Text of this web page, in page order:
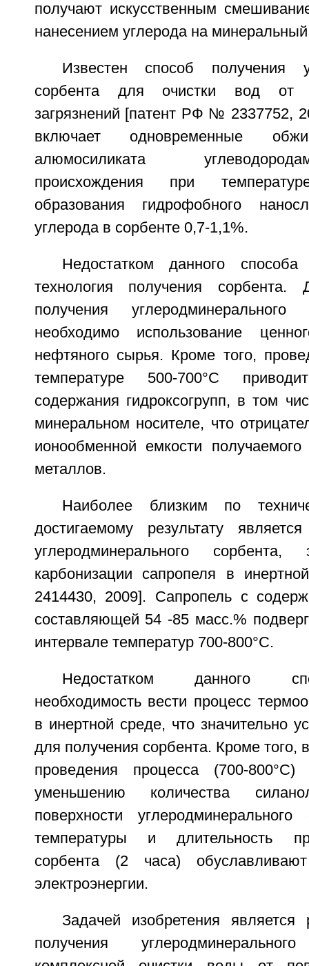
получают искусственным
нанесением углерода на минеральный
Известен способ получения
сорбента для очистки вод от
загрязнений [патент РФ № 2337752,
включает одновременные
алюмосиликата
происхождения при
образования гидрофобного
углерода в сорбенте 0,7-1,1%.
Недостатком данного
технология получения сорбента.
получения
необходимо использование
нефтяного сырья. Кроме того,
температуре 500-700°C
содержания гидроксогрупп, в том
минеральном носителе, что
ионообменной емкости
металлов.
Наиболее близким по
достигаемому результату
углеродминерального
карбонизации сапропеля в
2414430, 2009]. Сапропель с
составляющей 54 -85 масс.%
интервале температур 700-800°C.
Недостатком данного
необходимость вести процесс
в инертной среде, что значительно
для получения сорбента. Кроме того,
проведения процесса (700-
уменьшению количества
поверхности
температуры и длительность
сорбента (2 часа)
электроэнергии.
Задачей изобретения является
получения